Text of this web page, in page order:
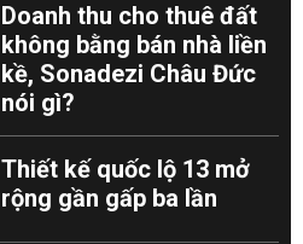
Doanh thu cho thuê đất
không bằng bán nhà liền
kề, Sonadezi Châu Đức
nói gì?
Thiết kế quốc lộ 13 mở
rộng gần gấp ba lần